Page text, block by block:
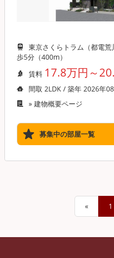
東京さくらトラム（都電
歩5分（400m）
賃料 17.8万円～
間取 2LDK / 築年 2026年
» 建物概要ページ
募集中の部屋一覧
« 1